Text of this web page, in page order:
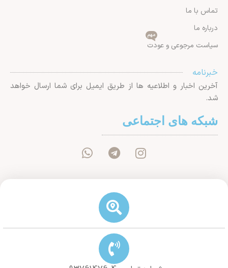
تماس با ما
درباره ما
سیاست مرجوعی و عودت
مهم
خبرنامه
آخرین اخبار و اطلاعیه ها از طریق ایمیل برای شما ارسال خواهد
شد.
شبکه های اجتماعی